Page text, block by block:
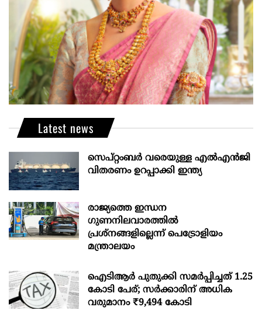
Latest news
സെപ്റ്റംബർ വരെയുള്ള എൽഎൻജി
വിതരണം ഉറപ്പാക്കി ഇന്ത്യ
രാജ്യത്തെ ഇന്ധന
ഗുണനിലവാരത്തില്‍
പ്രശ്‌നങ്ങളില്ലെന്ന് പെട്രോളിയം
മന്ത്രാലയം
ഐടിആര്‍ പുതുക്കി സമർപ്പിച്ചത് 1.25
കോടി പേര്; സർക്കാരിന് അധിക
വരുമാനം ₹9,494 കോടി